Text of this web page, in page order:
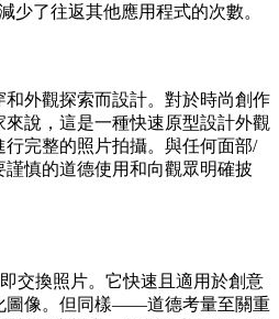
少了往返其他應用程式的次數。
和外觀探索而設計。對於時尚創作
說，這是一種快速原型設計外觀
完整的照片拍攝。與任何面部/
慎的道德使用和向觀眾明確披
交換照片。它快速且適用於創意
圖像。但同樣——道德考量至關重